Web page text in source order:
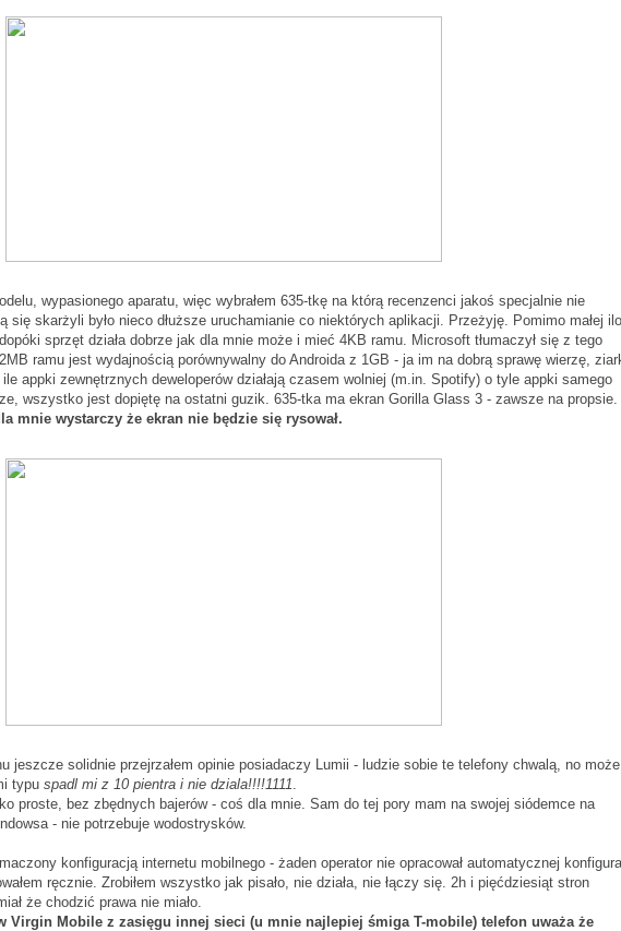
wypasionego aparatu, więc wybrałem 635-tkę na którą recenzenci jakoś specjalnie nie
się skarżyli było nieco dłuższe uruchamianie co niektórych aplikacji. Przeżyję. Pomimo małej
sprzęt działa dobrze jak dla mnie może i mieć 4KB ramu. Microsoft tłumaczył się z tego
ramu jest wydajnością porównywalny do Androida z 1GB - ja im na dobrą sprawę wierzę,
appki zewnętrznych deweloperów działają czasem wolniej (m.in. Spotify) o tyle appki samego
wszystko jest dopiętę na ostatni guzik. 635-tka ma ekran Gorilla Glass 3 - zawsze na propsie.
mnie wystarczy że ekran nie będzie się rysował.
jeszcze solidnie przejrzałem opinie posiadaczy Lumii - ludzie sobie te telefony chwalą, no może
typu spadl mi z 10 pientra i nie dziala!!!!1111
proste, bez zbędnych bajerów - coś dla mnie. Sam do tej pory mam na swojej siódemce na
- nie potrzebuje wodostrysków.
konfiguracją internetu mobilnego - żaden operator nie opracował automatycznej
ręcznie. Zrobiłem wszystko jak pisało, nie działa, nie łączy się. 2h i pięćdziesiąt stron
że chodzić prawa nie miało.
Virgin Mobile z zasięgu innej sieci (u mnie najlepiej śmiga T-mobile) telefon uważa że